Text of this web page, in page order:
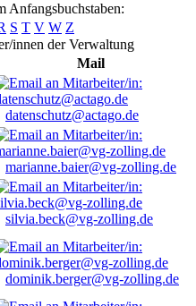
Anfangsbuchstaben:
S T V W Z
innen der Verwaltung
Mail
datenschutz@actago.de
marianne.baier@vg-zolling.de
silvia.beck@vg-zolling.de
dominik.berger@vg-zolling.de